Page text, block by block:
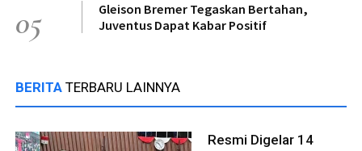
05
Gleison Bremer Tegaskan Bertahan,
Juventus Dapat Kabar Positif
BERITA TERBARU LAINNYA
Resmi Digelar 14